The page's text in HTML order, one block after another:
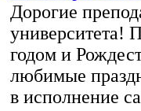
Дорогие
университета!
годом и
любимые
в исполнение